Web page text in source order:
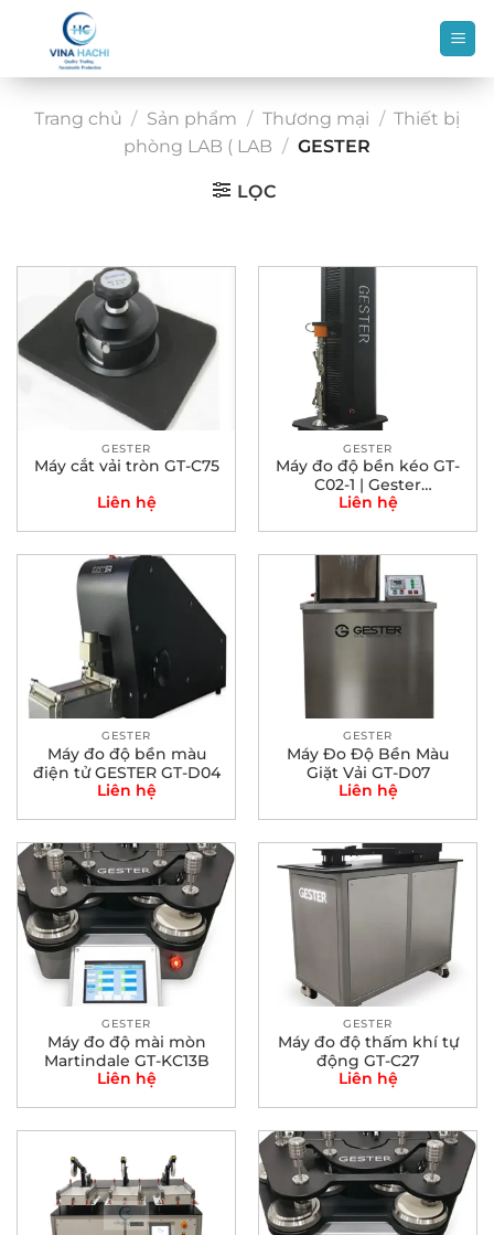
Trang chủ / Sản phẩm / Thương mại / Thiết bị
phòng LAB ( LAB / GESTER
LỌC
GESTER
Máy cắt vải tròn GT-C75
Liên hệ
GESTER
Máy đo độ bền kéo GT-
C02-1 | Gester
Instruments
Liên hệ
GESTER
Máy đo độ bền màu
điện tử GESTER GT-D04
Liên hệ
GESTER
Máy Đo Độ Bền Màu
Giặt Vải GT-D07
Liên hệ
GESTER
Máy đo độ mài mòn
Martindale GT-KC13B
Liên hệ
GESTER
Máy đo độ thấm khí tự
động GT-C27
Liên hệ